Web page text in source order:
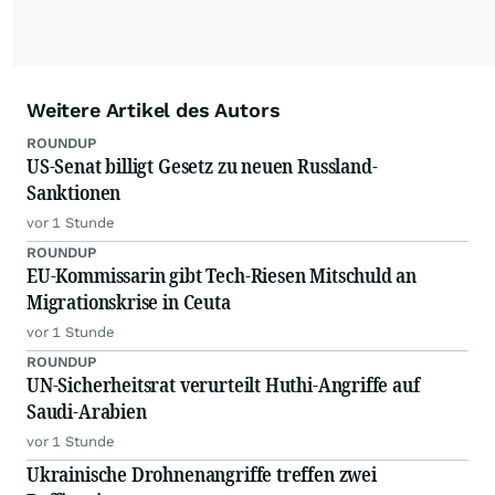
Weitere Artikel des Autors
ROUNDUP
US-Senat billigt Gesetz zu neuen Russland-
Sanktionen
vor 1 Stunde
ROUNDUP
EU-Kommissarin gibt Tech-Riesen Mitschuld an
Migrationskrise in Ceuta
vor 1 Stunde
ROUNDUP
UN-Sicherheitsrat verurteilt Huthi-Angriffe auf
Saudi-Arabien
vor 1 Stunde
Ukrainische Drohnenangriffe treffen zwei